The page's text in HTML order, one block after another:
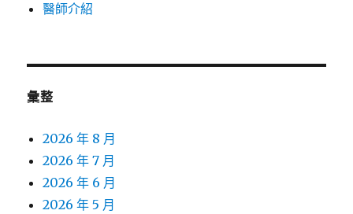
醫師介紹
彙整
2026 年 8 月
2026 年 7 月
2026 年 6 月
2026 年 5 月